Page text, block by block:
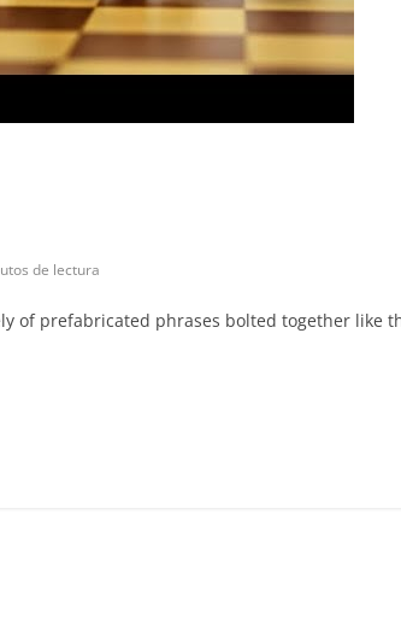
de lectura
of prefabricated phrases bolted together like